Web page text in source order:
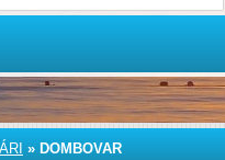
» DOMBOVAR